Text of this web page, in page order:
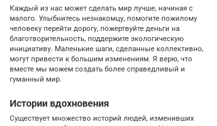
Каждый из нас может сделать мир лучше, начиная с
малого. Улыбнитесь незнакомцу, помогите пожилому
человеку перейти дорогу, пожертвуйте деньги на
благотворительность, поддержите экологическую
инициативу. Маленькие шаги, сделанные коллективно,
могут привести к большим изменениям. Я верю, что
вместе мы можем создать более справедливый и
гуманный мир.
Истории вдохновения
Существует множество историй людей, изменивших